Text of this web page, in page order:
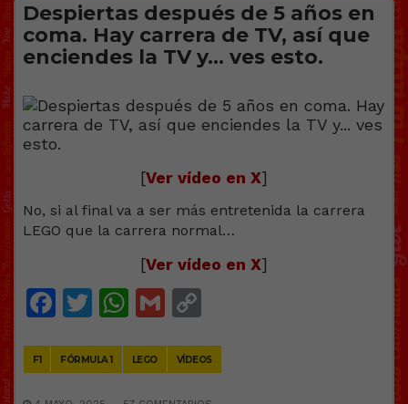
Despiertas después de 5 años en
coma. Hay carrera de TV, así que
enciendes la TV y… ves esto.
[Ver vídeo en X]
No, si al final va a ser más entretenida la carrera
LEGO que la carrera normal…
[Ver vídeo en X]
Facebook
Twitter
WhatsApp
Gmail
F1 FÓRMULA 1 LEGO VÍDEOS